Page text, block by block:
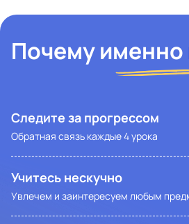
Почему
Следите за прогрессом
Обратная связь каждые 4 урока
Учитесь нескучно
Увлечем и заинтересуем любым